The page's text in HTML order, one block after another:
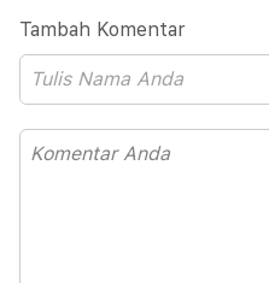
Tambah Komentar